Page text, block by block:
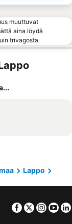
muuttuvat
aina löydä
trivagosta.
Lappo
Facebook
Twitter